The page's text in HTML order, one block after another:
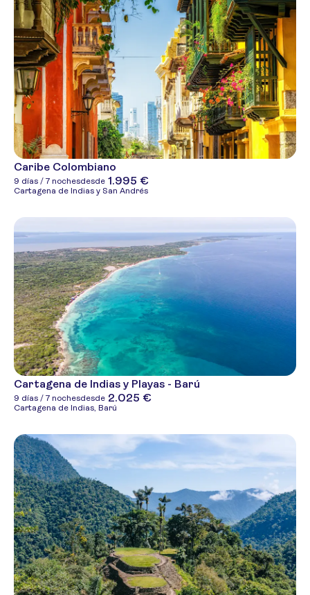
Caribe Colombiano
9 días / 7 nochesdesde 1.995 €
Cartagena de Indias y San Andrés
Cartagena de Indias y Playas - Barú
9 días / 7 nochesdesde 2.025 €
Cartagena de Indias, Barú